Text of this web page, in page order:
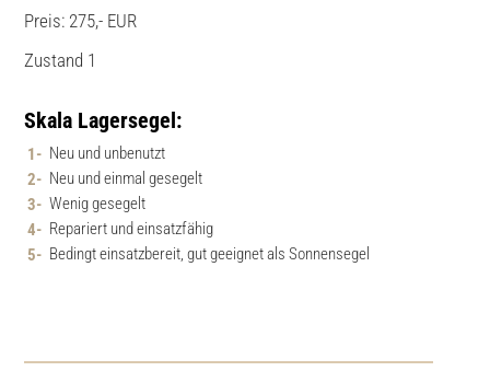
Preis: 275,- EUR
Zustand 1
Skala Lagersegel:
Neu und unbenutzt
Neu und einmal gesegelt
Wenig gesegelt
Repariert und einsatzfähig
Bedingt einsatzbereit, gut geeignet als Sonnensegel